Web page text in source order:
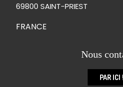
69800 SAINT-PRIEST
FRANCE
Nous
PAR ICI !